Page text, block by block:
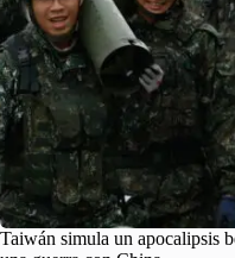
Taiwán simula un apocalipsis